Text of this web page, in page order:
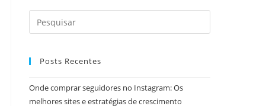
Posts Recentes
Onde comprar seguidores no Instagram: Os
melhores sites e estratégias de crescimento